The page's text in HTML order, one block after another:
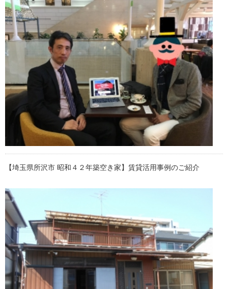
【埼玉県所沢市 昭和４２年築空き家】賃貸活用事例のご紹介